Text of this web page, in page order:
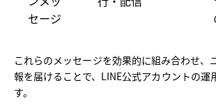
セージ
これらのメッセージを効果的に組み合わせ、
報を届けることで、LINE公式アカウントの運
す。